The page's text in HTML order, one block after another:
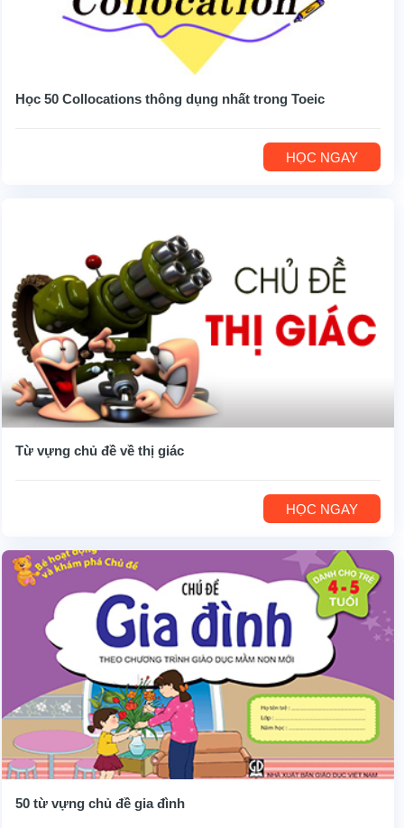
Học 50 Collocations thông dụng nhất trong Toeic
HỌC NGAY
Từ vựng chủ đề về thị giác
HỌC NGAY
50 từ vựng chủ đề gia đình